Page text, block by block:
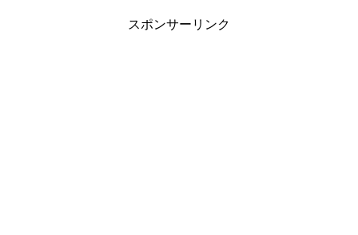
スポンサーリンク